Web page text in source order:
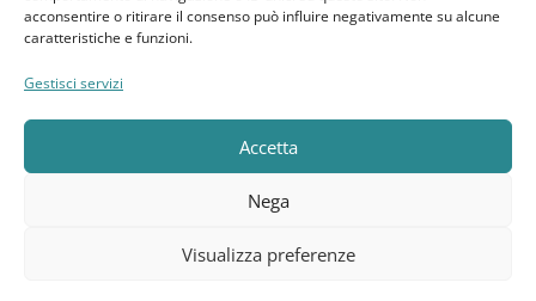
acconsentire o ritirare il consenso può influire negativamente su alcune
caratteristiche e funzioni.
Gestisci servizi
Accetta
Nega
Visualizza preferenze
Raffrescatori Evaporativi Industriali